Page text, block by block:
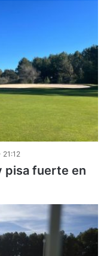
21:12
pisa fuerte en